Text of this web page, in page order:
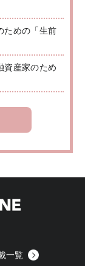
ための「生前
資産家のため
一覧